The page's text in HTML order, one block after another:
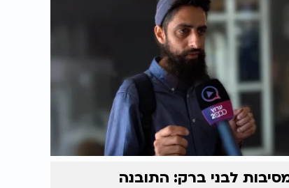
לבני ברק: התובנה